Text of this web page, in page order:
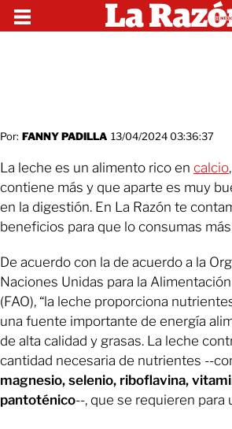
Por: FANNY PADILLA 13/04/2024 03:36:37
La leche es un alimento rico en calcio
contiene más y que aparte es muy
en la digestión. En La Razón te
beneficios para que lo consumas
De acuerdo con la de acuerdo a la
Naciones Unidas para la
(FAO), “la leche proporciona
una fuente importante de energía
de alta calidad y grasas. La leche
cantidad necesaria de nutrientes --
magnesio, selenio, riboflavina,
pantoténico--, que se requieren para